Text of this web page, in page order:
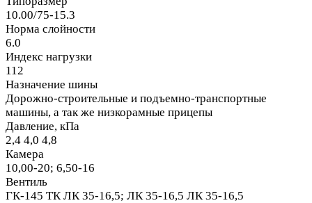
10.00/75-15.3
Норма слойности
6.0
Индекс нагрузки
112
Назначение шины
Дорожно-строительные и подъемно-транспортные
машины, а так же низкорамные прицепы
Давление, кПа
2,4 4,0 4,8
Камера
10,00-20; 6,50-16
Вентиль
ГК-145 ТК ЛК 35-16,5; ЛК 35-16,5 ЛК 35-16,5